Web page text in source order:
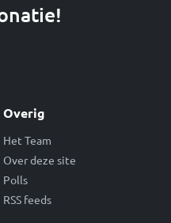
Overig
Het Team
Over deze site
Polls
RSS feeds